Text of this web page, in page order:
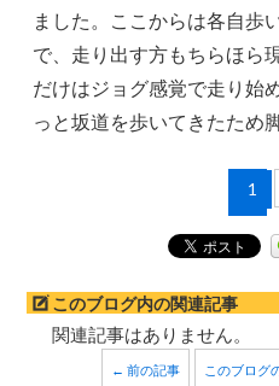
ました。ここからは各自歩
で、走り出す方もちらほら
だけはジョグ感覚で走り始
っと坂道を歩いてきたため
1
このブログ内の関連記事
関連記事はありません。
← 前の記事 このブログ